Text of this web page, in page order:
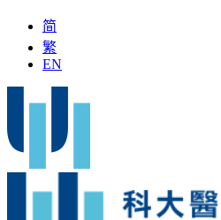
简
繁
EN